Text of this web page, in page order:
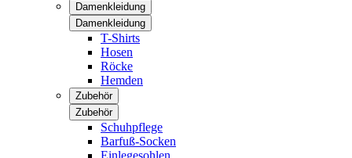
Damenkleidung
Damenkleidung
T-Shirts
Hosen
Röcke
Hemden
Zubehör
Zubehör
Schuhpflege
Barfuß-Socken
Einlegesohlen